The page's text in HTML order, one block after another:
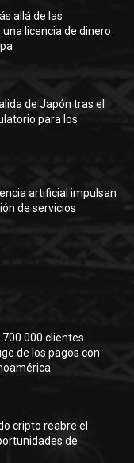
allá de las
licencia de dinero
de Japón tras el
para los
artificial impulsan
de servicios
clientes
de los pagos con
cripto reabre el
de